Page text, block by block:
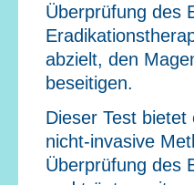
Überprüfung des
abzielt, den
beseitigen.
Dieser Test bietet
nicht-invasive
Überprüfung des